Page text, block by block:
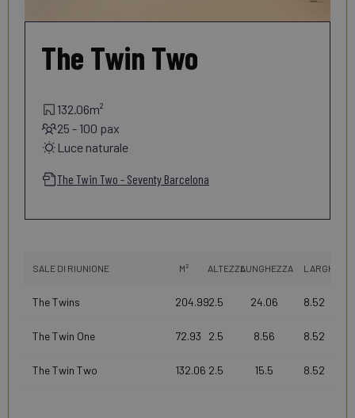
The Twin Two
132.06m²
25 - 100 pax
Luce naturale
The Twin Two - Seventy Barcelona
SALE DI RIUNIONE M² ALTEZZALUNGHEZZA
The Twins 204.992.5 24.06 8.52
The Twin One 72.93 2.5 8.56 8.52
The Twin Two 132.06 2.5 15.5 8.52